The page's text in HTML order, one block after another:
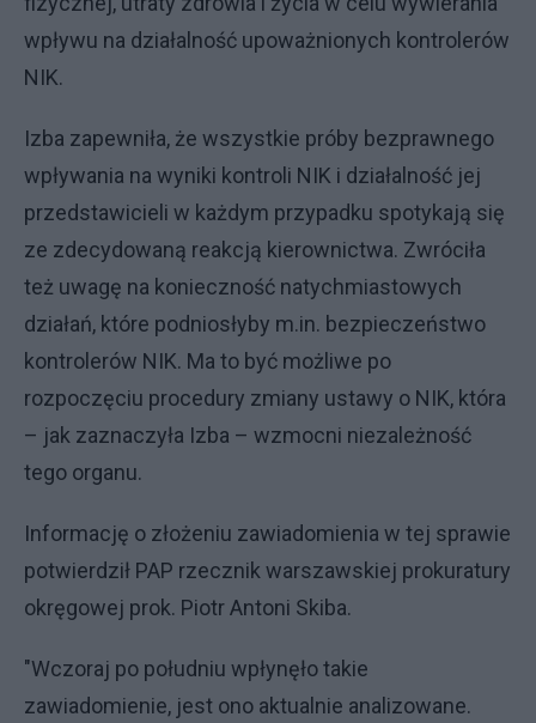
wpływu na działalność upoważnionych kontrolerów
NIK.
Izba zapewniła, że wszystkie próby bezprawnego
wpływania na wyniki kontroli NIK i działalność jej
przedstawicieli w każdym przypadku spotykają się
ze zdecydowaną reakcją kierownictwa. Zwróciła
też uwagę na konieczność natychmiastowych
działań, które podniosłyby m.in. bezpieczeństwo
kontrolerów NIK. Ma to być możliwe po
rozpoczęciu procedury zmiany ustawy o NIK, która
– jak zaznaczyła Izba – wzmocni niezależność
tego organu.
Informację o złożeniu zawiadomienia w tej sprawie
potwierdził PAP rzecznik warszawskiej prokuratury
okręgowej prok. Piotr Antoni Skiba.
"Wczoraj po południu wpłynęło takie
zawiadomienie, jest ono aktualnie analizowane.